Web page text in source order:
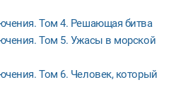
Том 4. Решающая битва
Том 5. Ужасы в морской
Том 6. Человек, который